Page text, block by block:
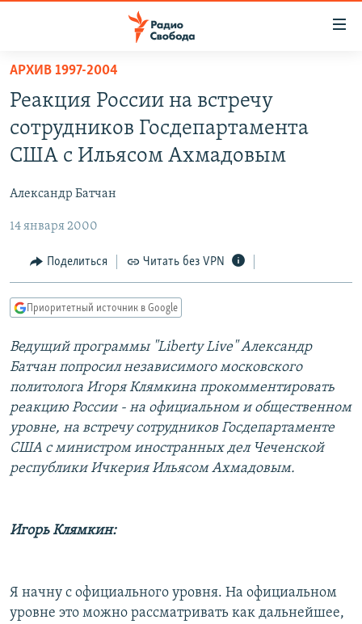
упрощенного
доступа
основному
Вернутся
навигации
Вернутся
поиску
ПОДКАСТЫ
АВТОРСКИЕ ПРОЕКТЫ
МНЕНИЯ
КУЛЬТУРА
IDEL.РЕАЛИИ
СЕВЕР.РЕАЛИИ
СИБИРЬ.РЕАЛИИ
РАСПИСАНИЕ ВЕЩАНИЯ
ПОДПИШИТЕСЬ НА РАССЫЛКУ
СОЦИАЛЬНЫЕ СЕТИ
АРХИВ 1997-2004
Реакция России на встречу
сотрудников Госдепартамента
США с Ильясом Ахмадовым
Александр Батчан
14 января 2000
Поделиться Читать без VPN
Приоритетный источник в Google
Ведущий программы "Liberty Live" Александр
Батчан попросил независимого московского
политолога Игоря Клямкина прокомментировать
реакцию России - на официальном и общественном
уровне, на встречу сотрудников Госдепартаменте
США с министром иностранных дел Чеченской
республики Ичкерия Ильясом Ахмадовым.
Игорь Клямкин:
Я начну с официального уровня. На официальном
уровне это можно рассматривать как дальнейшее,